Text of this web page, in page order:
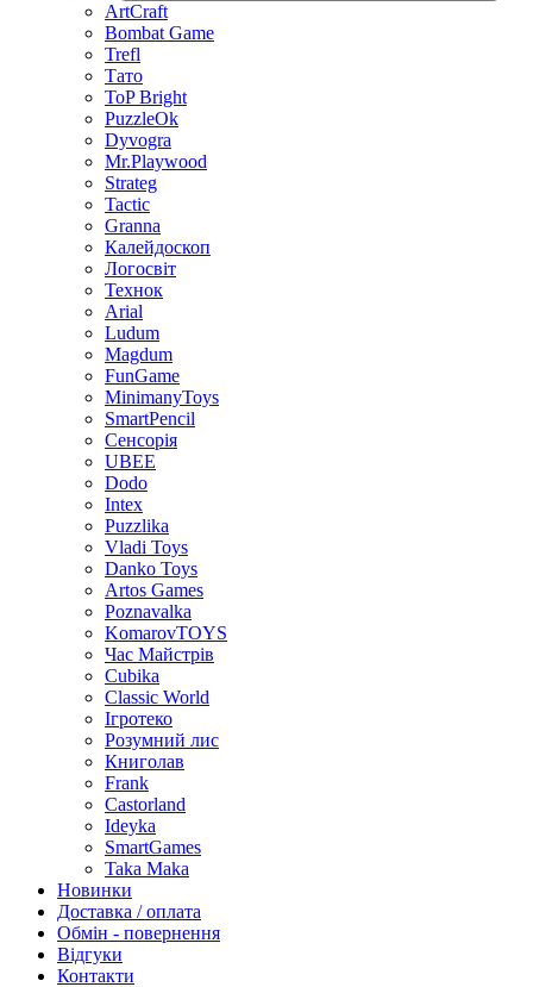
ArtCraft
Bombat Game
Trefl
Тато
ToP Bright
PuzzleOk
Dyvogra
Mr.Playwood
Strateg
Tactic
Granna
Калейдоскоп
Логосвіт
Технок
Arial
Ludum
Magdum
FunGame
MinimanyToys
SmartPencil
Сенсорія
UBEE
Dodo
Intex
Puzzlika
Vladi Toys
Danko Toys
Artos Games
Poznavalka
KomarovTOYS
Час Майстрів
Cubika
Classic World
Ігротеко
Розумний лис
Книголав
Frank
Castorland
Ideyka
SmartGames
Taka Maka
Новинки
Доставка / оплата
Обмін - повернення
Відгуки
Контакти